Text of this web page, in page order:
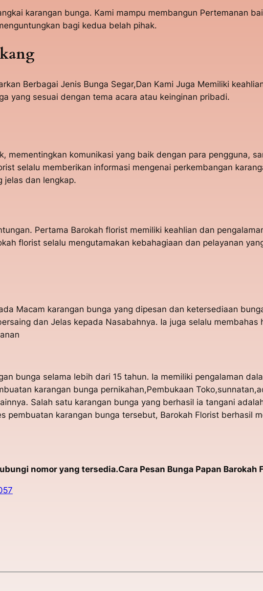
karangan bunga. Kami mampu membangun Pertemanan
bagi kedua belah pihak.
Berbagai Jenis Bunga Segar,Dan Kami Juga Memiliki
yang sesuai dengan tema acara atau keinginan pribadi.
mementingkan komunikasi yang baik dengan para pengguna,
selalu memberikan informasi mengenai perkembangan
jelas dan lengkap.
Pertama Barokah florist memiliki keahlian dan
florist selalu mengutamakan kebahagiaan dan pelayanan
Macam karangan bunga yang dipesan dan ketersediaan
dan Jelas kepada Nasabahnya. Ia juga selalu membahas
bunga selama lebih dari 15 tahun. Ia memiliki pengalaman
karangan bunga pernikahan,Pembukaan
Salah satu karangan bunga yang berhasil ia tangani
pembuatan karangan bunga tersebut, Barokah Florist berhasil
nomor yang tersedia.Cara Pesan Bunga Papan Barokah